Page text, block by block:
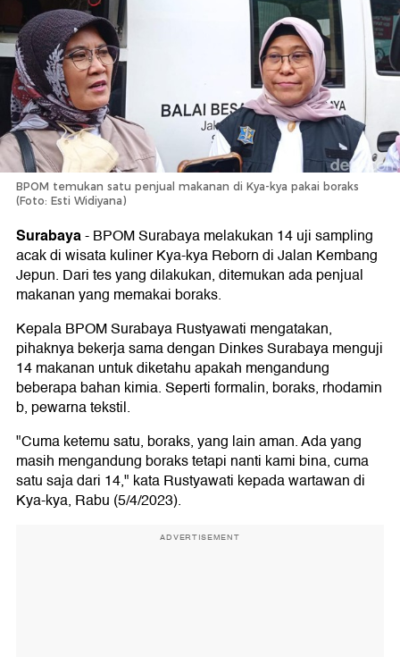
BPOM temukan satu penjual makanan di Kya-kya pakai boraks
(Foto: Esti Widiyana)
Surabaya-BPOM Surabaya melakukan 14 uji sampling
acak di wisata kuliner Kya-kya Reborn di Jalan Kembang
Jepun. Dari tes yang dilakukan, ditemukan ada penjual
makanan yang memakai boraks.
Kepala BPOM Surabaya Rustyawati mengatakan,
pihaknya bekerja sama dengan Dinkes Surabaya menguji
14 makanan untuk diketahu apakah mengandung
beberapa bahan kimia. Seperti formalin, boraks, rhodamin
b, pewarna tekstil.
"Cuma ketemu satu, boraks, yang lain aman. Ada yang
masih mengandung boraks tetapi nanti kami bina, cuma
satu saja dari 14," kata Rustyawati kepada wartawan di
Kya-kya, Rabu (5/4/2023).
ADVERTISEMENT